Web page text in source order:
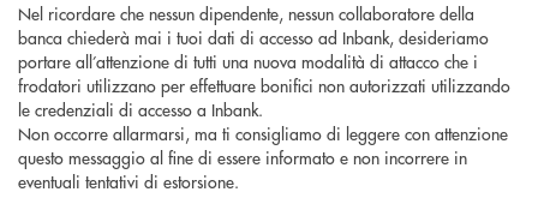
Nel ricordare che nessun dipendente, nessun collaboratore della
banca chiederà mai i tuoi dati di accesso ad Inbank, desideriamo
portare all’attenzione di tutti una nuova modalità di attacco che i
frodatori utilizzano per effettuare bonifici non autorizzati utilizzando
le credenziali di accesso a Inbank.
Non occorre allarmarsi, ma ti consigliamo di leggere con attenzione
questo messaggio al fine di essere informato e non incorrere in
eventuali tentativi di estorsione.